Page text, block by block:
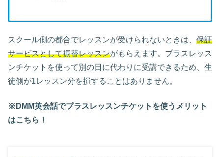
スクール側の都合でレッスンが受けられないときは、 保証
サービスとして振替レッスンがもらえます。プラスレッス
ンチケットを使って別の日に代わりに受講できるため、生
徒側が1レッスン分を損することはありません。
※DMM英会話でプラスレッスンチケットを使うメリット
はこちら！